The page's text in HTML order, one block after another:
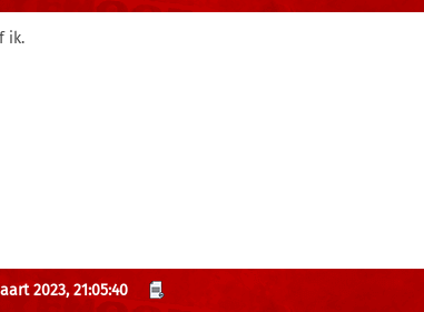
ik.
2023, 21:05:40